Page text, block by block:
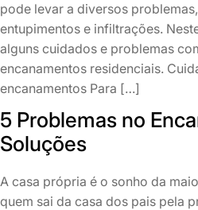
pode levar a diversos
entupimentos e infiltrações.
alguns cuidados e problemas
encanamentos residenciais.
encanamentos Para […]
5 Problemas no
Soluções
A casa própria é o sonho da
quem sai da casa dos pais pela